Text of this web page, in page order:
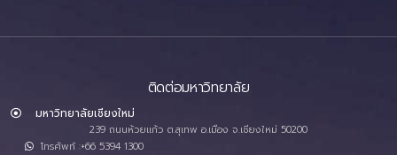
ติดต่อมหาวิทยาลัย
มหาวิทยาลัยเชียงใหม่
239 ถนนห้วยแก้ว ต.สุเทพ อ.เมือง จ.เชียงใหม่ 50200
โทรศัพท์ :+66 5394 1300